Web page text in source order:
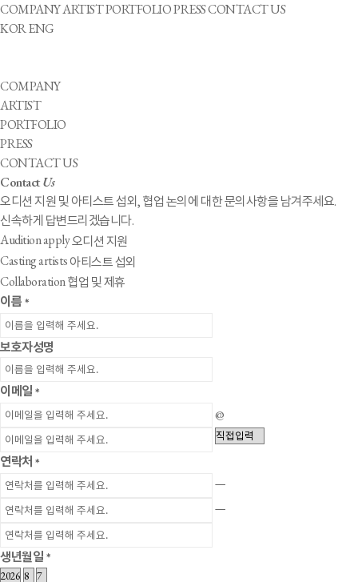
COMPANYARTISTPORTFOLIOPRESSCONTACT US
KORENG
COMPANY
ARTIST
PORTFOLIO
PRESS
CONTACT US
ContactUs
오디션 지원 및 아티스트 섭외, 협업 논의에 대한 문의사항을 남겨주세요.
신속하게 답변드리겠습니다.
Audition apply오디션 지원
Casting artists아티스트 섭외
Collaboration협업 및 제휴
이름*
보호자성명
이메일*
@
연락처*
ㅡ
ㅡ
생년월일*